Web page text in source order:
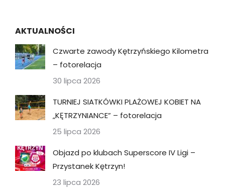
AKTUALNOŚCI
Czwarte zawody Kętrzyńskiego Kilometra
– fotorelacja
30 lipca 2026
TURNIEJ SIATKÓWKI PLAŻOWEJ KOBIET NA
„KĘTRZYNIANCE” – fotorelacja
25 lipca 2026
Objazd po klubach Superscore IV Ligi –
Przystanek Kętrzyn!
23 lipca 2026